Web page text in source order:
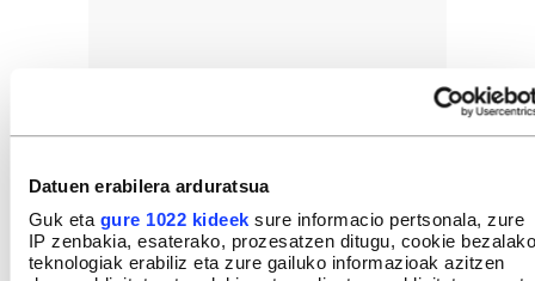
Datuen erabilera arduratsua
Guk eta gure 1022 kideek sure informacio pertsonala, zure
IP zenbakia, esaterako, prozesatzen ditugu, cookie bezalako
teknologiak erabiliz eta zure gailuko informazioak azitzen